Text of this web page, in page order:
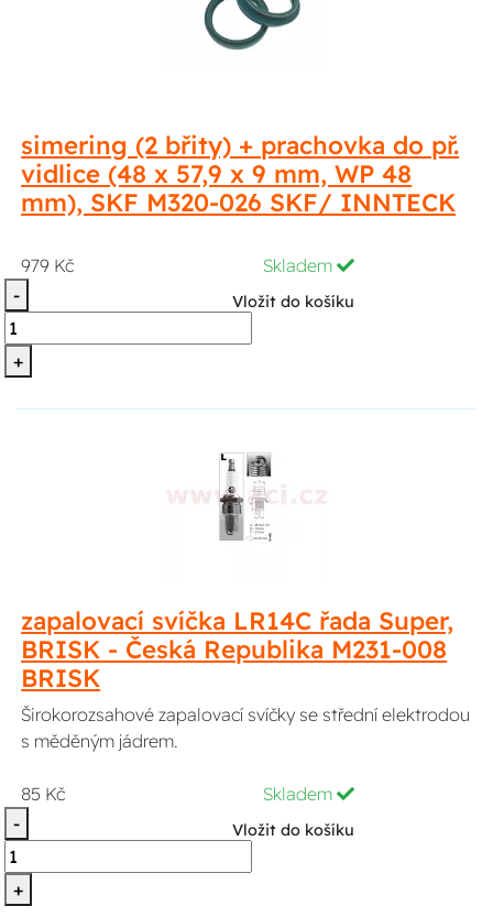
simering (2 břity) + prachovka do př.
vidlice (48 x 57,9 x 9 mm, WP 48
mm), SKF M320-026 SKF/ INNTECK
979 Kč
Skladem
-
+
Vložit do košíku
zapalovací svíčka LR14C řada Super,
BRISK - Česká Republika M231-008
BRISK
Širokorozsahové zapalovací svíčky se střední elektrodou
s měděným jádrem.
85 Kč
Skladem
-
+
Vložit do košíku